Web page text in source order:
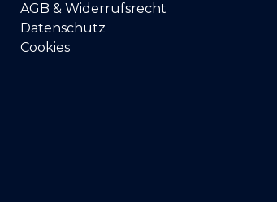
AGB & Widerrufsrecht
Datenschutz
Cookies